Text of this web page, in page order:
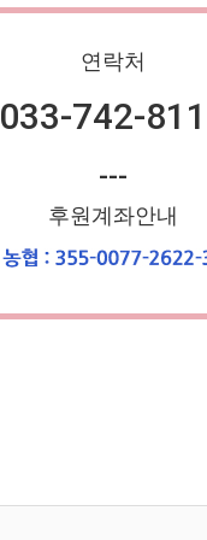
연락처
033-742-
---
후원계좌안내